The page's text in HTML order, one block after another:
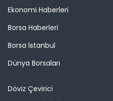
Ekonomi Haberleri
Borsa Haberleri
Borsa İstanbul
Dünya Borsaları
Döviz Çevirici